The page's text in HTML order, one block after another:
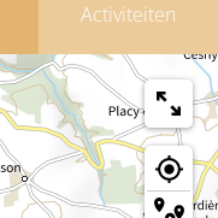
Activiteiten